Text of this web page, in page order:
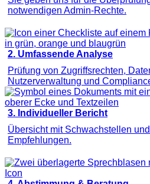
notwendigen Admin-Rechte.
2. Umfassende Analyse
Prüfung von Zugriffsrechten,
Nutzerverwaltung und
3. Individueller Bericht
Übersicht mit Schwachstellen
Empfehlungen.